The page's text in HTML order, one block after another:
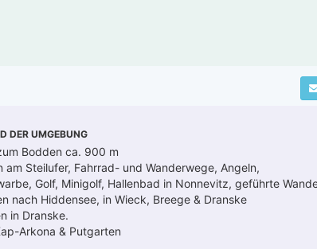
DER UMGEBUNG
Bodden ca. 900 m
am Steilufer, Fahrrad- und Wanderwege, Angeln,
Golf, Minigolf, Hallenbad in Nonnevitz, geführte
nach Hiddensee, in Wieck, Breege & Dranske
in Dranske.
Arkona & Putgarten